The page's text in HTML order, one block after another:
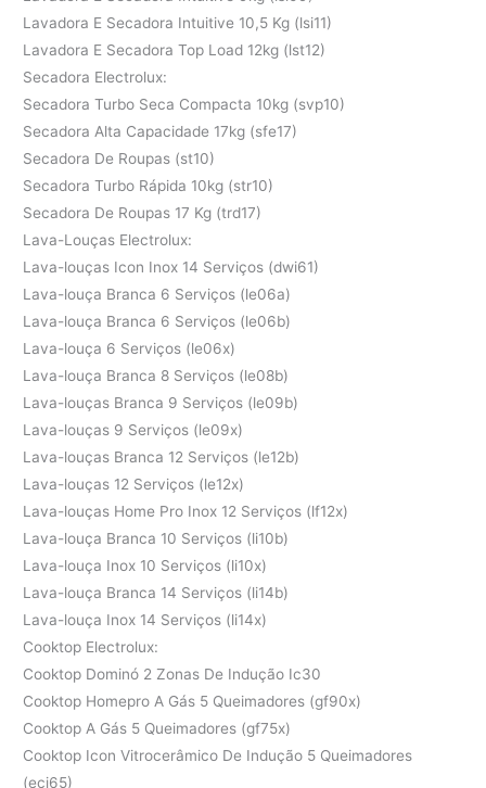
Lavadora E Secadora Intuitive 10,5 Kg (lsi11)
Lavadora E Secadora Top Load 12kg (lst12)
Secadora Electrolux:
Secadora Turbo Seca Compacta 10kg (svp10)
Secadora Alta Capacidade 17kg (sfe17)
Secadora De Roupas (st10)
Secadora Turbo Rápida 10kg (str10)
Secadora De Roupas 17 Kg (trd17)
Lava-Louças Electrolux:
Lava-louças Icon Inox 14 Serviços (dwi61)
Lava-louça Branca 6 Serviços (le06a)
Lava-louça Branca 6 Serviços (le06b)
Lava-louça 6 Serviços (le06x)
Lava-louça Branca 8 Serviços (le08b)
Lava-louças Branca 9 Serviços (le09b)
Lava-louças 9 Serviços (le09x)
Lava-louças Branca 12 Serviços (le12b)
Lava-louças 12 Serviços (le12x)
Lava-louças Home Pro Inox 12 Serviços (lf12x)
Lava-louça Branca 10 Serviços (li10b)
Lava-louça Inox 10 Serviços (li10x)
Lava-louça Branca 14 Serviços (li14b)
Lava-louça Inox 14 Serviços (li14x)
Cooktop Electrolux:
Cooktop Dominó 2 Zonas De Indução Ic30
Cooktop Homepro A Gás 5 Queimadores (gf90x)
Cooktop A Gás 5 Queimadores (gf75x)
Cooktop Icon Vitrocerâmico De Indução 5 Queimadores
(eci65)